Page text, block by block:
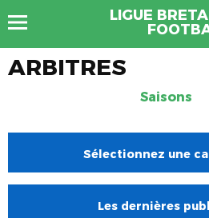
LIGUE
ARBITRES
Saisons
Sélectionnez une
Les dernières